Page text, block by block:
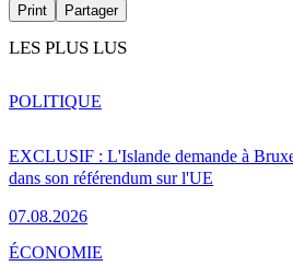
Print Partager
LES PLUS LUS
EXCLUSIF : L'Islande demande à
dans son référendum sur l'UE
07.08.2026
POLITIQUE
ÉCONOMIE